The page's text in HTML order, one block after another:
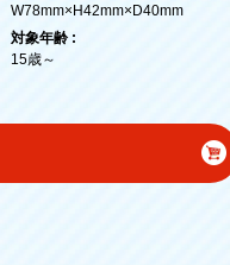
W78mm×H42mm×D40mm
対象年齢 :
15歳～